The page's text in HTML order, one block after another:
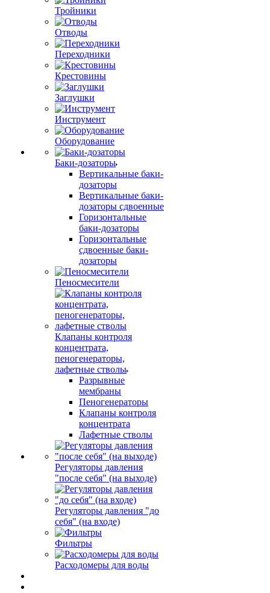
Тройники
Отводы
Переходники
Крестовины
Заглушки
Инструмент
Оборудование
Баки-дозаторы
Вертикальные баки-
дозаторы
Вертикальные баки-
дозаторы сдвоенные
Горизонтальные
баки-дозаторы
Горизонтальные
сдвоенные баки-
дозаторы
Пеносмесители
Клапаны контроля
концентрата,
пеногенераторы,
лафетные стволы
Разрывные
мембраны
Пеногенераторы
Клапаны контроля
концентрата
Лафетные стволы
Регуляторы давления
"после себя" (на выходе)
Регуляторы давления "до
себя" (на входе)
Фильтры
Расходомеры для воды